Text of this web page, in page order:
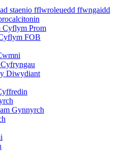
staenio fflwroleuedd ffwngaidd
Cyflym Prom
FOB
Diwydiant
Gynnyrch